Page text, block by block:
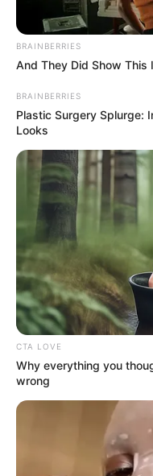
BRAINBERRIES
And They Did Show This
BRAINBERRIES
Plastic Surgery Splurge:
Looks
CTA LOVE
Why everything you
wrong